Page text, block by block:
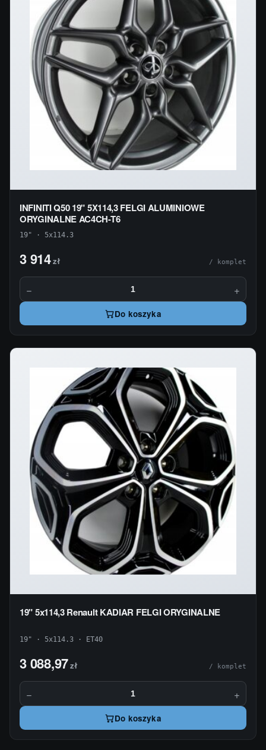
INFINITI Q50 19" 5X114,3 FELGI ALUMINIOWE
ORYGINALNE AC4CH-T6
19" · 5x114.3
3 914zł / komplet
− +
Do koszyka
19" 5x114,3 Renault KADIAR FELGI ORYGINALNE
19" · 5x114.3 · ET40
3 088,97zł / komplet
− +
Do koszyka